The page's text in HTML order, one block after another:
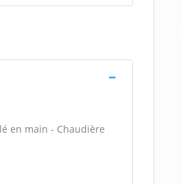
en main - Chaudière